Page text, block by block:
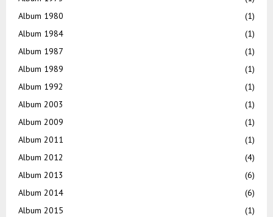
Album 1980
(1)
Album 1984
(1)
Album 1987
(1)
Album 1989
(1)
Album 1992
(1)
Album 2003
(1)
Album 2009
(1)
Album 2011
(1)
Album 2012
(4)
Album 2013
(6)
Album 2014
(6)
Album 2015
(1)